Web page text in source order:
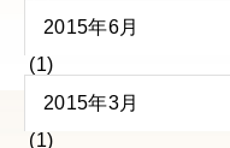
2015年6月
(1)
2015年3月
(1)